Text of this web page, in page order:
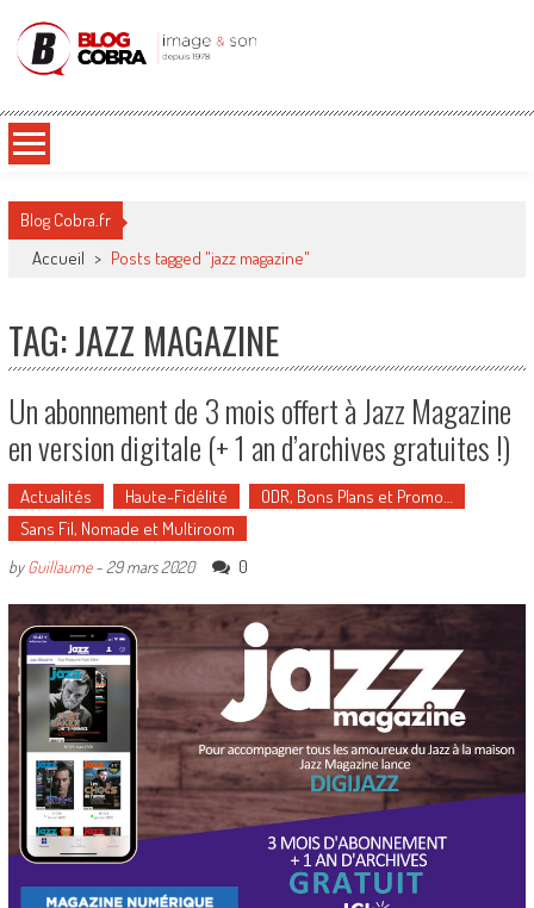
Blog Cobra
Blog Cobra.fr
Accueil > Posts tagged "jazz magazine"
TAG: JAZZ MAGAZINE
Un abonnement de 3 mois offert à Jazz Magazine
en version digitale (+ 1 an d’archives gratuites !)
Actualités Haute-Fidélité
ODR, Bons Plans et Promo…
Sans Fil, Nomade et Multiroom
byGuillaume- 29 mars 2020 0